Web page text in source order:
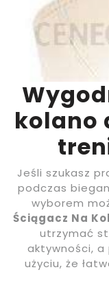
kolano
Jeśli szukasz
podczas
wyborem
Ściągacz Na
utrzymać
aktywności,
użyciu, że